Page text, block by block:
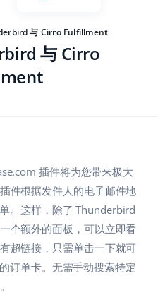
与 Cirro Fulfillment
与 Cirro
插件将为您带来极大
件根据发件人的电子邮件地
。这样，除了 Thunderbird
个额外的面板，可以立即看
超链接，只需单击一下就可
订单卡。无需手动搜索特定